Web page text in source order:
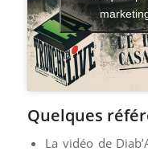
Quelques
La vidéo de